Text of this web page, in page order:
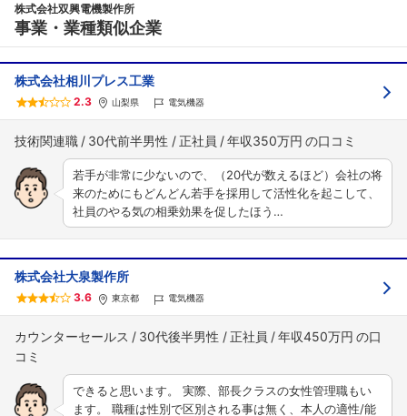
フォローしました
こちらの企業もフォローしませんか？
株式会社双興電機製作所
事業・業種類似企業
株式会社相川プレス工業
2.3 山梨県 電気機器
技術関連職 30代前半男性 正社員 年収350万円
若手が非常に少ないので、（20代が数えるほど）会社の将
来のためにもどんどん若手を採用して活性化を起こして、
社員のやる気の相乗効果を促したほう…
株式会社大泉製作所
3.6 東京都 電気機器
カウンターセールス 30代後半男性 正社員 年収450万円
できると思います。 実際、部長クラスの女性管理職もい
ます。 職種は性別で区別される事は無く、本人の適性/能